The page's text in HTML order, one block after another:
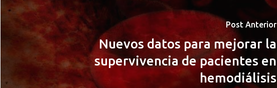
Post Anterior
Nuevos datos para mejorar la
supervivencia de pacientes en
hemodiálisis